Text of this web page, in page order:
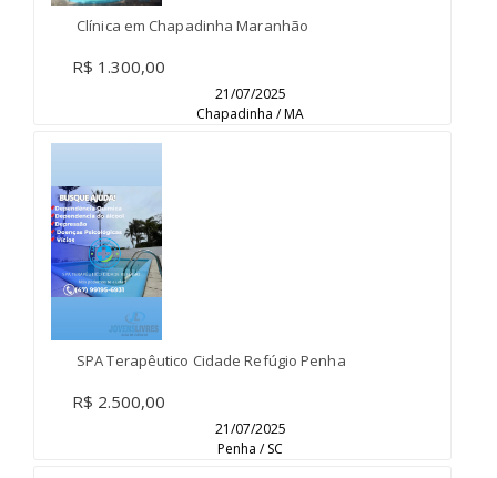
Clínica em Chapadinha Maranhão
R$ 1.300,00
21/07/2025
Chapadinha / MA
SPA Terapêutico Cidade Refúgio Penha
R$ 2.500,00
21/07/2025
Penha / SC